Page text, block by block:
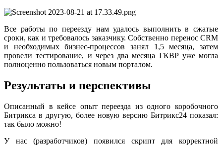
Все работы по переезду нам удалось выполнить в сжатые
сроки, как и требовалось заказчику. Собственно перенос CRM
и необходимых бизнес-процессов занял 1,5 месяца, затем
провели тестирование, и через два месяца ГКВР уже могла
полноценно пользоваться новым порталом.
Результаты и перспективы
Описанный в кейсе опыт переезда из одного коробочного
Битрикса в другую, более новую версию Битрикс24 показал:
так было можно!
У нас (разработчиков) появился скрипт для корректной